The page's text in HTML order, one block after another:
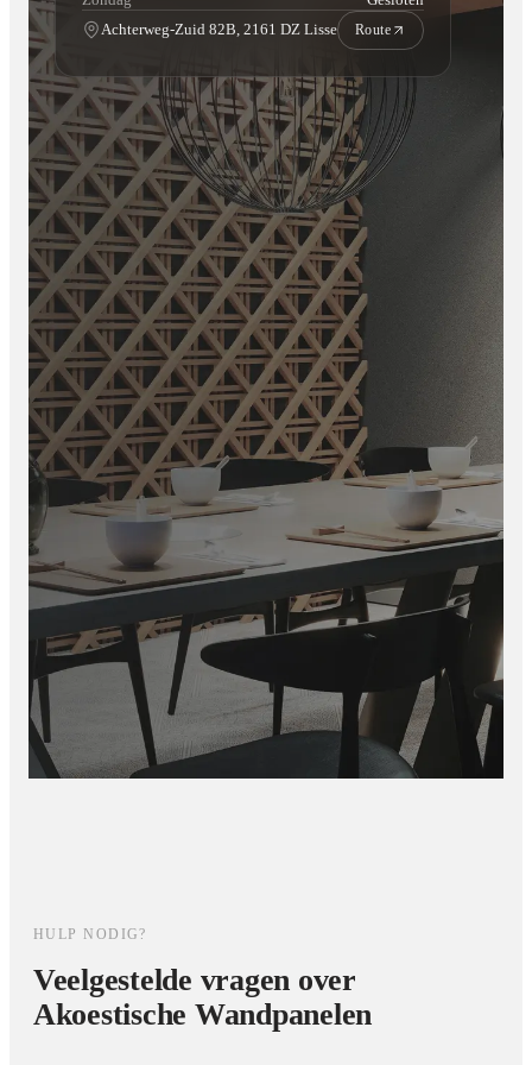
• Onderhoudsvriendelijk
Toepassing
Binnengebruik
Montage
De panelen zijn eenvoudig te installeren:
Zorg ervoor dat de ondergrond schoon, droog en vlak is
Teken de gewenste indeling af
Breng montagekit aan of bevestig met schroeven
Plaats de panelen nauwkeurig tegen elkaar
Snijd indien nodig eenvoudig op maat
Voor optimale montage adviseren wij hoogwaardige
montagekit.
Met de akoestische PET-vilt panelen van Elite Decoration NL
combineer je design, functionaliteit en comfort in één stijlvolle
Achterweg-Zuid 82B, 2161 DZ Lisse
Route
HULP NODIG?
Veelgestelde vragen over
Akoestische Wandpanelen